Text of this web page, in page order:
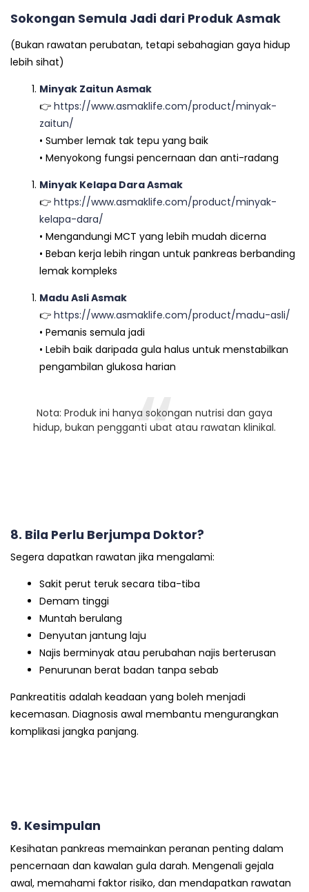
Sokongan Semula Jadi dari Produk Asmak
(Bukan rawatan perubatan, tetapi sebahagian gaya hidup
lebih sihat)
Minyak Zaitun Asmak
👉 https://www.asmaklife.com/product/minyak-
zaitun/
• Sumber lemak tak tepu yang baik
• Menyokong fungsi pencernaan dan anti-radang
Minyak Kelapa Dara Asmak
👉 https://www.asmaklife.com/product/minyak-
kelapa-dara/
• Mengandungi MCT yang lebih mudah dicerna
• Beban kerja lebih ringan untuk pankreas berbanding
lemak kompleks
Madu Asli Asmak
👉 https://www.asmaklife.com/product/madu-asli/
• Pemanis semula jadi
• Lebih baik daripada gula halus untuk menstabilkan
pengambilan glukosa harian
Nota: Produk ini hanya sokongan nutrisi dan gaya
hidup, bukan pengganti ubat atau rawatan klinikal.
8. Bila Perlu Berjumpa Doktor?
Segera dapatkan rawatan jika mengalami:
Sakit perut teruk secara tiba-tiba
Demam tinggi
Muntah berulang
Denyutan jantung laju
Najis berminyak atau perubahan najis berterusan
Penurunan berat badan tanpa sebab
Pankreatitis adalah keadaan yang boleh menjadi
kecemasan. Diagnosis awal membantu mengurangkan
komplikasi jangka panjang.
9. Kesimpulan
Kesihatan pankreas memainkan peranan penting dalam
pencernaan dan kawalan gula darah. Mengenali gejala
awal, memahami faktor risiko, dan mendapatkan rawatan